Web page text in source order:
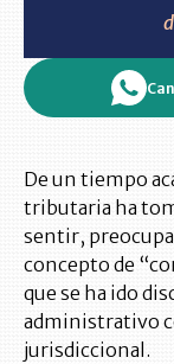
De un tiempo
tributaria ha
sentir,
concepto de
que se ha ido
administrativo
jurisdiccional.